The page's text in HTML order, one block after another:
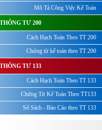
Mô Tả Công Việc Kế Toán
TƯ 200
Cách Hạch Toán Theo TT 200
Chứng từ kế toán theo TT 200
TƯ 133
Cách Hạch Toán Theo TT 133
Chứng Từ Kế Toán Theo TT133
Sổ Sách - Báo Cáo theo TT 133